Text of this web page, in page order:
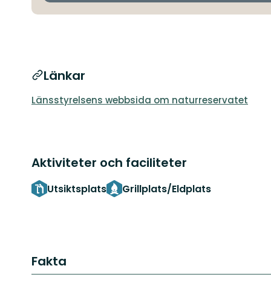
Länkar
Länsstyrelsens webbsida om naturreservatet
Aktiviteter och faciliteter
Utsiktsplats Grillplats/Eldplats
Fakta